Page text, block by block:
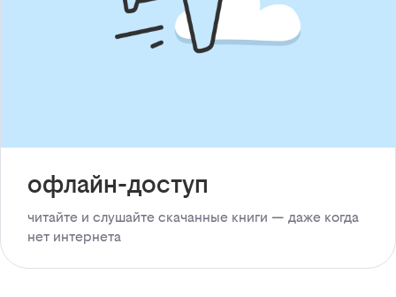
офлайн-доступ
читайте и слушайте скачанные книги — даже когда
нет интернета